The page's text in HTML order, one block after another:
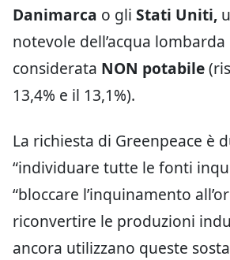
Danimarca o gli Stati Uniti,
notevole dell’acqua
considerata NON potabile
13,4% e il 13,1%).
La richiesta di Greenpeace è
“individuare tutte le fonti
“bloccare l’inquinamento
riconvertire le produzioni
ancora utilizzano queste